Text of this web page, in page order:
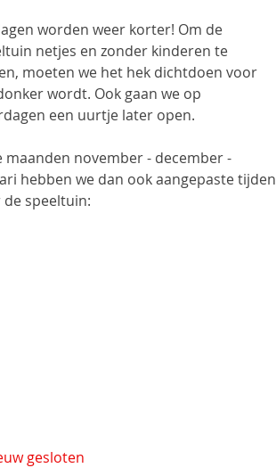
worden weer korter! Om de
netjes en zonder kinderen te
moeten we het hek dichtdoen voor
wordt. Ook gaan we op
een uurtje later open.
maanden november - december -
hebben we dan ook aangepaste tijden
de speeltuin:
gesloten